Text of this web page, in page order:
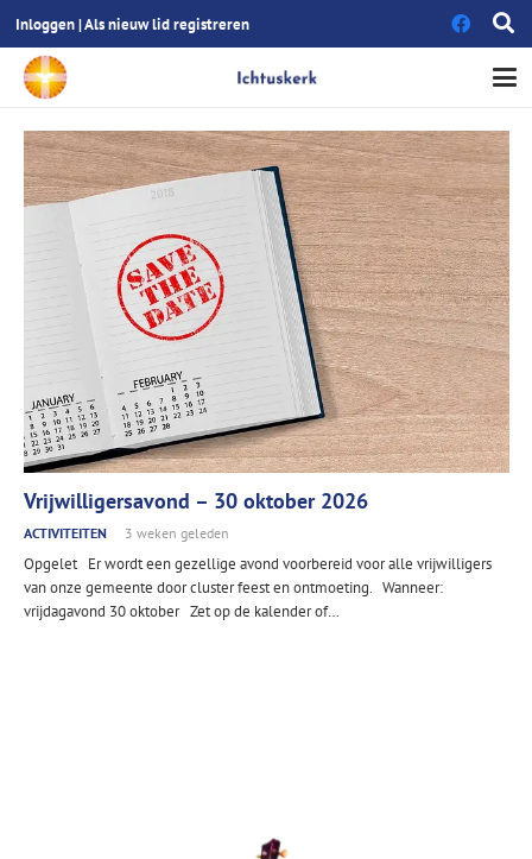
Inloggen|Als nieuw lid registreren
Vrijwilligersavond – 30 oktober 2026
ACTIVITEITEN 3 weken geleden
Opgelet Er wordt een gezellige avond voorbereid voor alle vrijwilligers
van onze gemeente door cluster feest en ontmoeting. Wanneer:
vrijdagavond 30 oktober Zet op de kalender of…